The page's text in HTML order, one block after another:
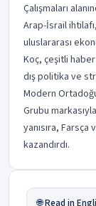
Çalışmaları
Arap-İsrail
uluslararası
Koç, çeşitli
dış politika ve
Modern
Grubu
yanısıra,
kazandırdı.
🌐 Read in